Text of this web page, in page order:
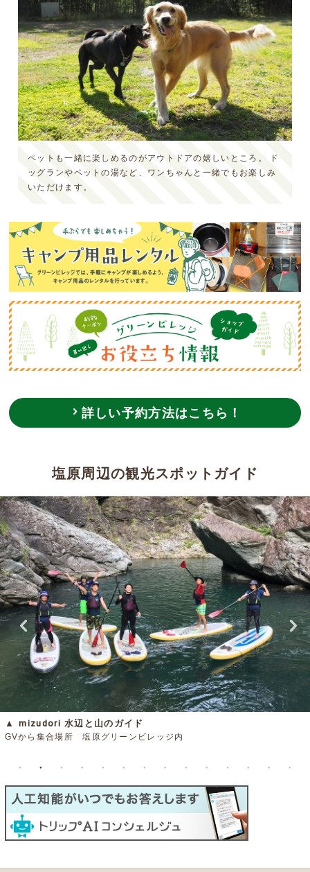
ペットも一緒に楽しめるのがアウトドアの嬉しいところ。
ド
ッグランやペットの湯など、ワンちゃんと一緒でもお楽しみ
いただけます。
詳しい予約方法はこちら！
塩原周辺の観光スポットガイド
塩原水辺の自転車散歩
GVから車で10分（約4.8ｋｍ）